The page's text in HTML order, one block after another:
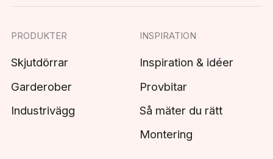
PRODUKTER
Skjutdörrar
Garderober
Industrivägg
INSPIRATION
Inspiration & idéer
Provbitar
Så mäter du rätt
Montering